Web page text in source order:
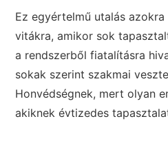
Ez egyértelmű utalás
vitákra, amikor sok
a rendszerből fiatalításra
sokak szerint szakmai
Honvédségnek, mert olyan
akiknek évtizedes